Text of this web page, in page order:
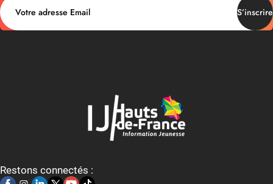
S’inscrire
Restons connectés :